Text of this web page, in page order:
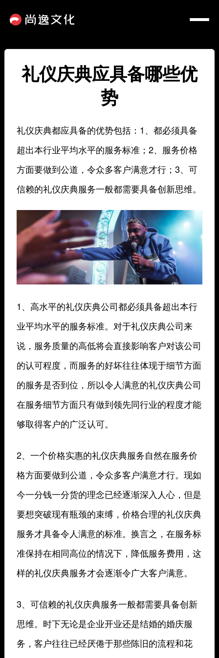
礼仪庆典应具备哪些优
势
礼仪庆典都应具备的优势包括：1、都必须具备
超出本行业平均水平的服务标准；2、服务价格
方面要做到公道，令众多客户满意才行；3、可
信赖的礼仪庆典服务一般都需要具备创新思维。
1、高水平的礼仪庆典公司都必须具备超出本行
业平均水平的服务标准。对于礼仪庆典公司来
说，服务质量的高低将会直接影响客户对该公司
的认可程度，而服务的好坏往往体现于细节方面
的服务是否到位，所以令人满意的礼仪庆典公司
在服务细节方面只有做到领先同行业的程度才能
够取得客户的广泛认可。
2、一个价格实惠的礼仪庆典服务自然在服务价
格方面要做到公道，令众多客户满意才行。现如
今一分钱一分货的理念已经逐渐深入人心，但是
要想突破现有瓶颈的束缚，价格合理的礼仪庆典
服务才具备令人满意的标准。换言之，在服务标
准保持在相同高位的情况下，降低服务费用，这
样的礼仪庆典服务才会逐渐令广大客户满意。
3、可信赖的礼仪庆典服务一般都需要具备创新
思维。时下无论是企业开业还是结婚的婚庆服
务，客户往往已经厌倦于那些陈旧的流程和花